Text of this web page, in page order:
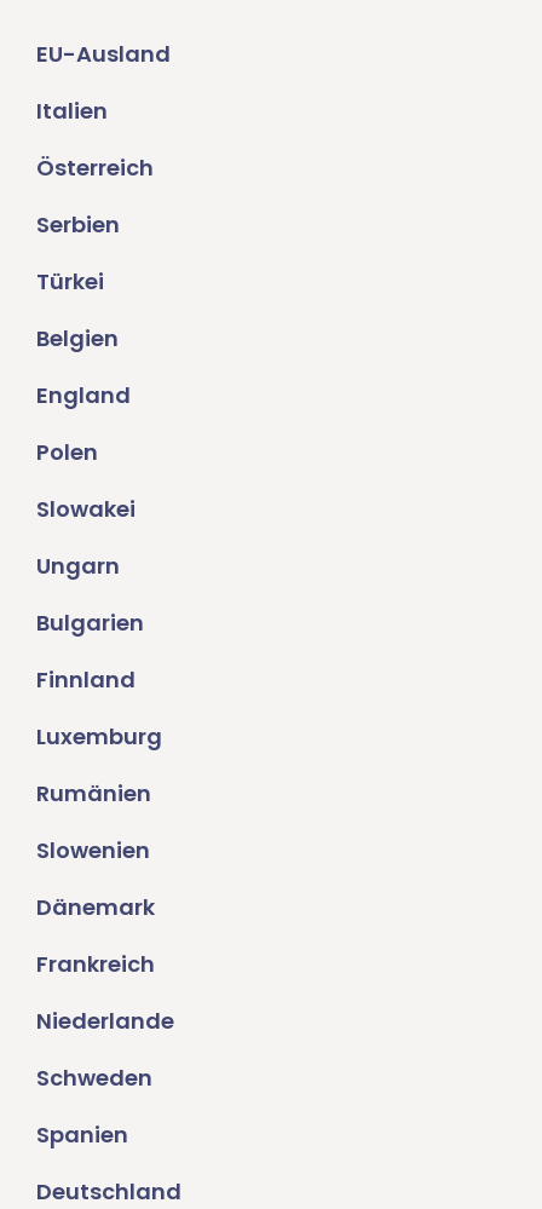
EU-Ausland
Italien
Österreich
Serbien
Türkei
Belgien
England
Polen
Slowakei
Ungarn
Bulgarien
Finnland
Luxemburg
Rumänien
Slowenien
Dänemark
Frankreich
Niederlande
Schweden
Spanien
Deutschland